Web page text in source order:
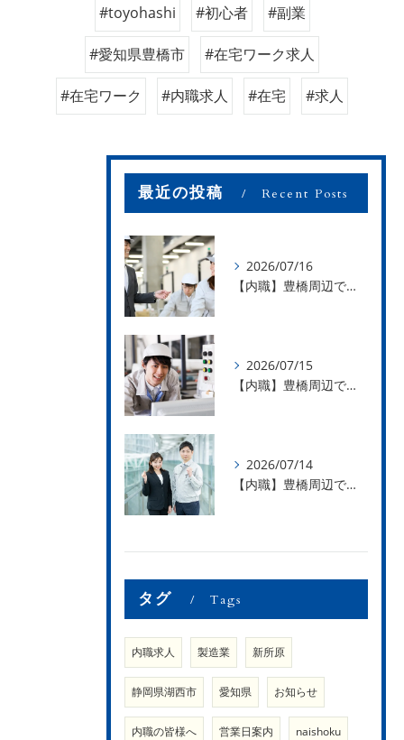
#toyohashi #初心者 #副業
#愛知県豊橋市 #在宅ワーク求人
#在宅ワーク #内職求人 #在宅 #求人
最近の投稿 Recent Posts
2026/07/16
【内職】豊橋周辺で内職のお仕事を探している方募集中！【お仕事の内容】
2026/07/15
【内職】豊橋周辺で内職のお仕事を探している方募集中！【急な学級閉鎖も安心】
2026/07/14
【内職】豊橋周辺で内職のお仕事を探している方募集中！【内職さまのお声②】
タグ Tags
内職求人 製造業 新所原
静岡県湖西市 愛知県 お知らせ
内職の皆様へ 営業日案内 naishoku